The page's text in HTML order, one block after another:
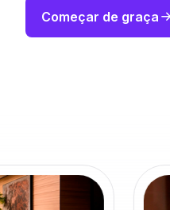
Começar de graça